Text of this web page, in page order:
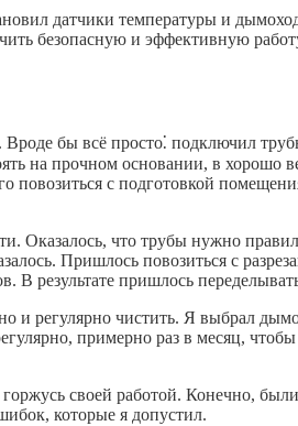
датчики температуры и
безопасную и эффективную
бы всё просто⁚ подключил
на прочном основании, в
повозиться с подготовкой
Оказалось, что трубы нужно
Пришлось повозиться с
результате пришлось
и регулярно чистить. Я выбрал
примерно раз в месяц,
своей работой. Конечно,
которые я допустил.